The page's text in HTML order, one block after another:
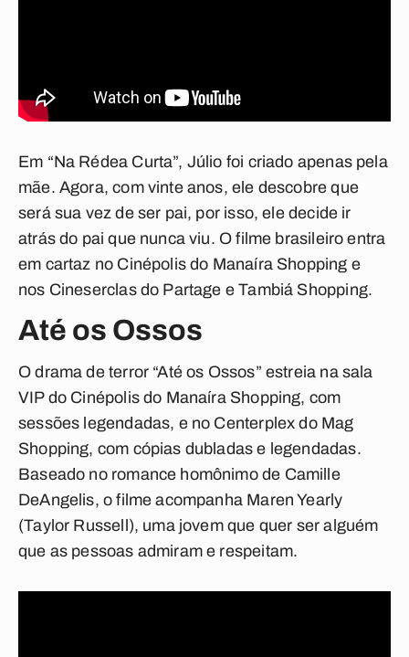
Em “Na Rédea Curta”, Júlio foi criado apenas pela
mãe. Agora, com vinte anos, ele descobre que
será sua vez de ser pai, por isso, ele decide ir
atrás do pai que nunca viu. O filme brasileiro entra
em cartaz no Cinépolis do Manaíra Shopping e
nos Cineserclas do Partage e Tambiá Shopping.
Até os Ossos
O drama de terror “Até os Ossos” estreia na sala
VIP do Cinépolis do Manaíra Shopping, com
sessões legendadas, e no Centerplex do Mag
Shopping, com cópias dubladas e legendadas.
Baseado no romance homônimo de Camille
DeAngelis, o filme acompanha Maren Yearly
(Taylor Russell), uma jovem que quer ser alguém
que as pessoas admiram e respeitam.